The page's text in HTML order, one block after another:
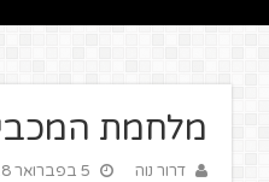
מלחמת
דרור נוה 5 בפברואר 2018